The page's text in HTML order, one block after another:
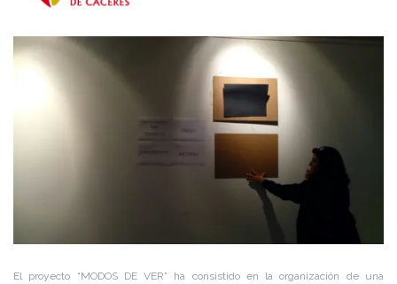
El proyecto “MODOS DE VER” ha consistido en la organización de una